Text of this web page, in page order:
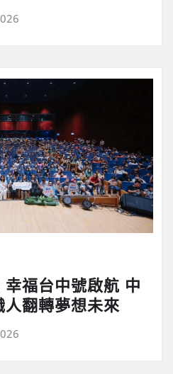
福台中號啟航 中
翻轉夢想未來